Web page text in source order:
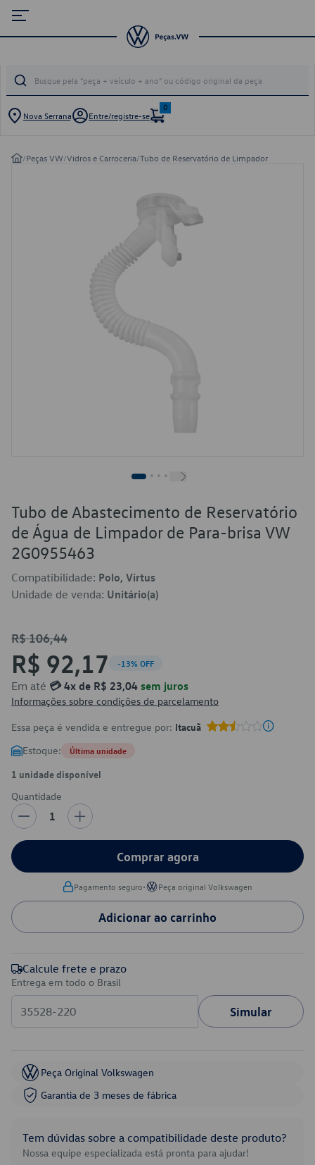
Nova Serrana Entre/registre-se
0
/Peças VW/Vidros e Carroceria/Tubo de Reservatório de Limpador
Tubo de Abastecimento de Reservatório
de Água de Limpador de Para-brisa VW
2G0955463
Compatibilidade: Polo, Virtus
Unidade de venda: Unitário(a)
R$ 106,44
R$ 92,17 -13% OFF
Em até 💳 4x de R$ 23,04 sem juros
Informações sobre condições de parcelamento
Essa peça é vendida e entregue por: Itacuã
Estoque: Última unidade
1 unidade disponível
Quantidade
1
Comprar agora
Pagamento seguro• Peça original Volkswagen
Adicionar ao carrinho
Calcule frete e prazo
Entrega em todo o Brasil
Simular
Peça Original Volkswagen
Garantia de 3 meses de fábrica
Tem dúvidas sobre a compatibilidade deste produto?
Nossa equipe especializada está pronta para ajudar!